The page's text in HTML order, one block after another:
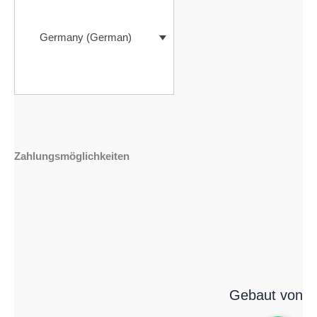
Germany (German)
Zahlungsmöglichkeiten
Gebaut von